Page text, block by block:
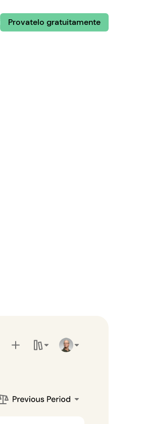
Provatelo gratuitamente